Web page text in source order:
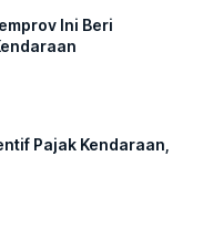
Ini Beri
Pajak Kendaraan,